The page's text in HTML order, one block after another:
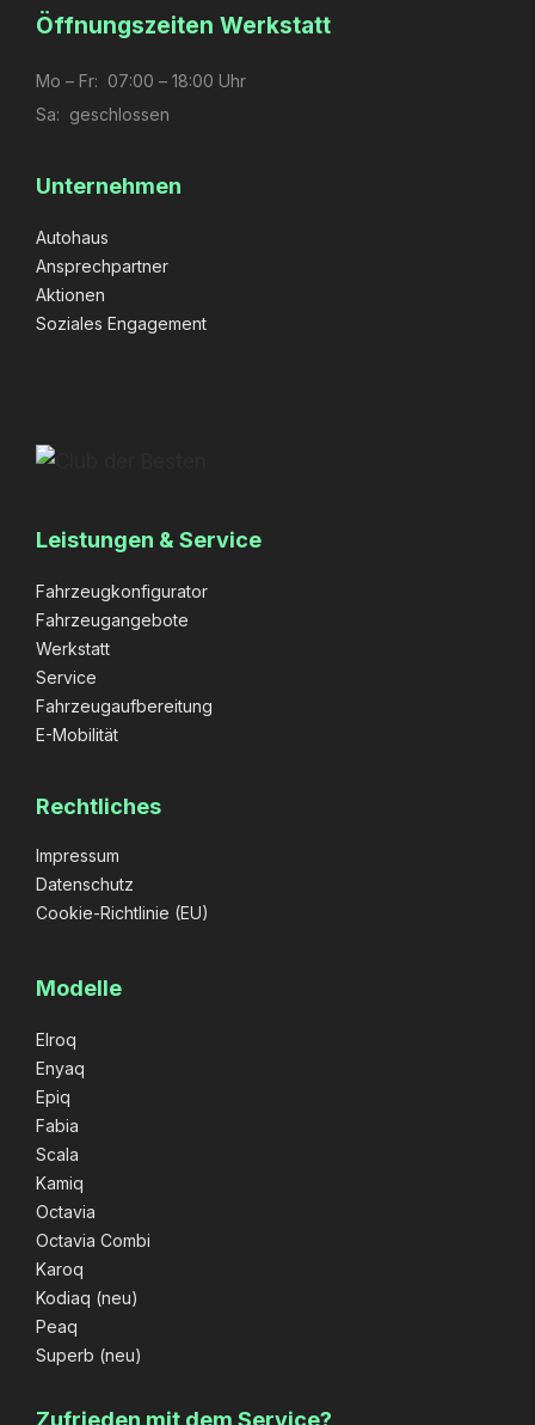
Öffnungs­zeiten Werkstatt
Mo – Fr: 07:00 – 18:00 Uhr
Sa: geschlossen
Unternehmen
Autohaus
Ansprechpartner
Aktionen
Soziales Engagement
Leistungen & Service
Fahrzeugkonfigurator
Fahrzeugangebote
Werkstatt
Service
Fahrzeugaufbereitung
E-Mobilität
Rechtliches
Impressum
Datenschutz
Cookie-Richtlinie (EU)
Modelle
Elroq
Enyaq
Epiq
Fabia
Scala
Kamiq
Octavia
Octavia Combi
Karoq
Kodiaq (neu)
Peaq
Superb (neu)